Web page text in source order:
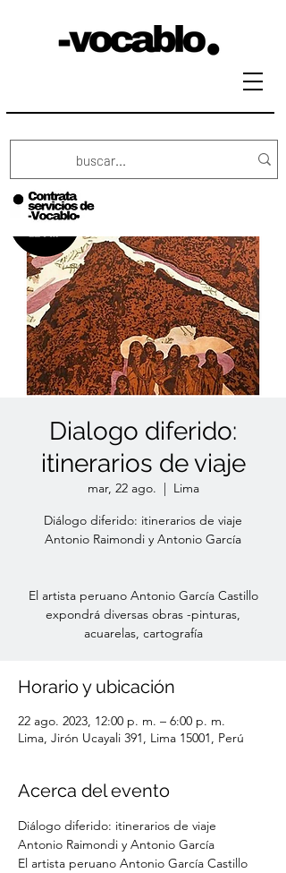
Dialogo diferido:
itinerarios de viaje
mar, 22 ago.
  |
Lima
Diálogo diferido: itinerarios de viaje
Antonio Raimondi y Antonio García
El artista peruano Antonio García Castillo
expondrá diversas obras -pinturas,
acuarelas, cartografía
Horario y ubicación
22 ago. 2023, 12:00 p. m. – 6:00 p. m.
Lima, Jirón Ucayali 391, Lima 15001, Perú
Acerca del evento
Diálogo diferido: itinerarios de viaje
Antonio Raimondi y Antonio García
El artista peruano Antonio García Castillo